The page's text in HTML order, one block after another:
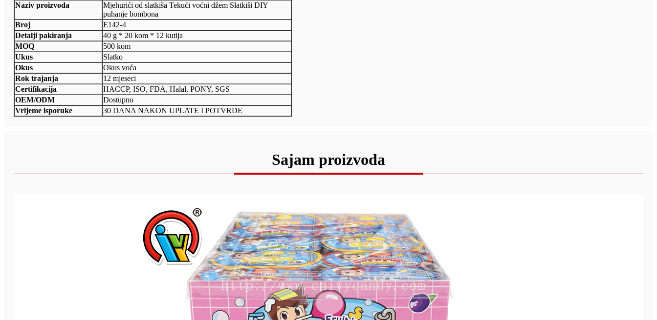
Naziv proizvoda
Mjehurići od slatkiša Tekući voćni džem Slatkiši DIY
puhanje bombona
Broj
E142-4
Detalji pakiranja
40 g * 20 kom * 12 kutija
MOQ
500 kom
Ukus
Slatko
Okus
Okus voća
Rok trajanja
12 mjeseci
Certifikacija
HACCP, ISO, FDA, Halal, PONY, SGS
OEM/ODM
Dostupno
Vrijeme isporuke
30 DANA NAKON UPLATE I POTVRDE
Sajam proizvoda